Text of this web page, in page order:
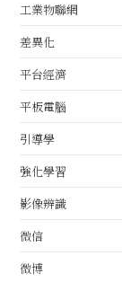
工業物聯網
差異化
平台經濟
平板電腦
引導學
強化學習
影像辨識
微信
微博